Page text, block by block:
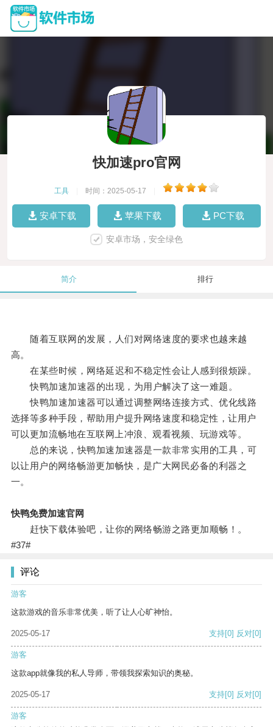
快加速pro官网
工具 时间：2025-05-17
安卓下载 苹果下载 PC下载
安卓市场，安全绿色
简介 排行
随着互联网的发展，人们对网络速度的要求也越来越
高。
在某些时候，网络延迟和不稳定性会让人感到很烦躁。
快鸭加速加速器的出现，为用户解决了这一难题。
快鸭加速加速器可以通过调整网络连接方式、优化线路
选择等多种手段，帮助用户提升网络速度和稳定性，让用户
可以更加流畅地在互联网上冲浪、观看视频、玩游戏等。
总的来说，快鸭加速加速器是一款非常实用的工具，可
以让用户的网络畅游更加畅快，是广大网民必备的利器之
一。
快鸭免费加速官网
赶快下载体验吧，让你的网络畅游之路更加顺畅！。
#37#
评论
游客
这款游戏的音乐非常优美，听了让人心旷神怡。
2025-05-17 支持[0] 反对[0]
游客
这款app就像我的私人导师，带领我探索知识的奥秘。
2025-05-17 支持[0] 反对[0]
游客